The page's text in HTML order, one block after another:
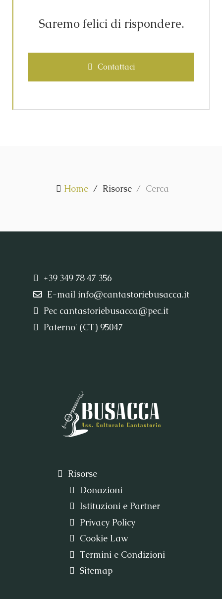
Saremo felici di rispondere.
Contattaci
Home Risorse Cerca
+39 349 78 47 356
E-mail info@cantastoriebusacca.it
Pec cantastoriebusacca@pec.it
Paterno' (CT) 95047
Risorse
Donazioni
Istituzioni e Partner
Privacy Policy
Cookie Law
Termini e Condizioni
Sitemap